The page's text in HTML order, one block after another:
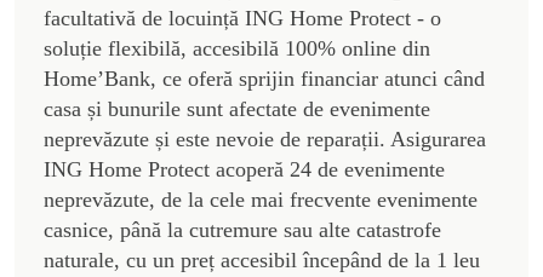
facultativă de locuință ING Home Protect - o
soluție flexibilă, accesibilă 100% online din
Home’Bank, ce oferă sprijin financiar atunci când
casa și bunurile sunt afectate de evenimente
neprevăzute și este nevoie de reparații. Asigurarea
ING Home Protect acoperă 24 de evenimente
neprevăzute, de la cele mai frecvente evenimente
casnice, până la cutremure sau alte catastrofe
naturale, cu un preț accesibil începând de la 1 leu